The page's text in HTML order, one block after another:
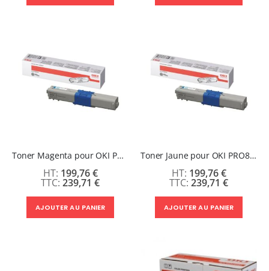
Toner Magenta pour OKI PRO8432WT
239,71 €
199,76 €
AJOUTER AU PANIER
Toner Jaune pour OKI PRO8432WT
239,71 €
199,76 €
AJOUTER AU PANIER